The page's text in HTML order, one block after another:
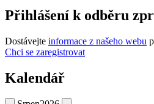
Přihlášení k odběru
Dostávejte informace z našeho webu
Chci se zaregistrovat
Kalendář